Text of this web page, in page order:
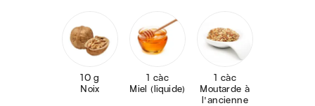
10 g
Noix
1 càc
Miel (liquide)
1 càc
Moutarde à
l'ancienne